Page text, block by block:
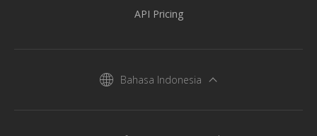
API Pricing
Bahasa Indonesia